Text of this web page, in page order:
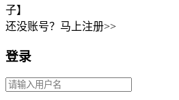
子】
还没账号？马上注册>>
登录